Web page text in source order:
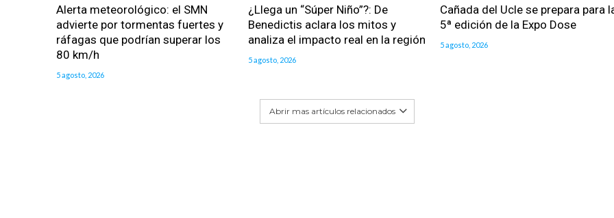
Alerta meteorológico: el SMN
advierte por tormentas fuertes y
ráfagas que podrían superar los
80 km/h
5 agosto, 2026
¿Llega un “Súper Niño”?: De
Benedictis aclara los mitos y
analiza el impacto real en la región
5 agosto, 2026
Cañada del Ucle se prepara para
5ª edición de la Expo Dose
5 agosto, 2026
Abrir mas artículos relacionados